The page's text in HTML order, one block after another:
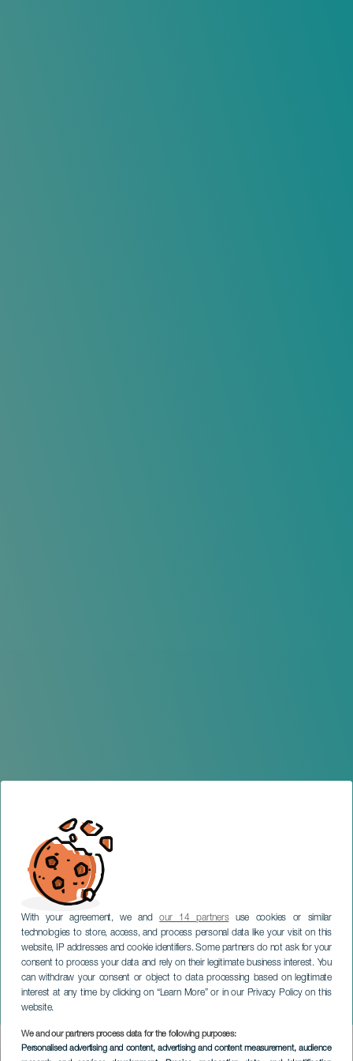
With your agreement, we andour 14 partnersuse cookies or similar
technologies to store, access, and process personal data like your visit on this
website, IP addresses and cookie identifiers. Some partners do not ask for your
consent to process your data and rely on their legitimate business interest. You
can withdraw your consent or object to data processing based on legitimate
interest at any time by clicking on “Learn More” or in our Privacy Policy on this
website.
We and our partners process data for the following purposes:
Personalised advertising and content, advertising and content measurement, audience
Conciertos Navidad Isleña
LANZAROTE
Imagen